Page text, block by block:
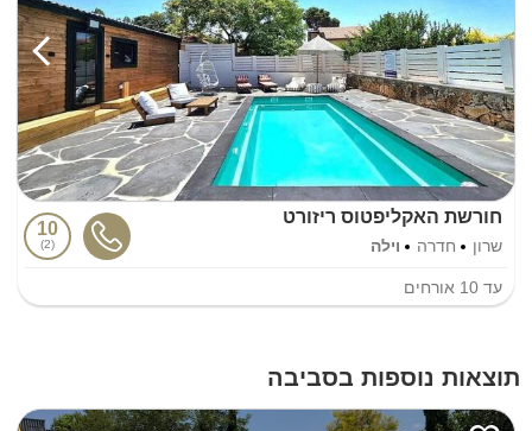
חורשת האקליפטוס ריזורט
שרון חדרה וילה
10
2
עד 10 אורחים
תוצאות נוספות בסביבה